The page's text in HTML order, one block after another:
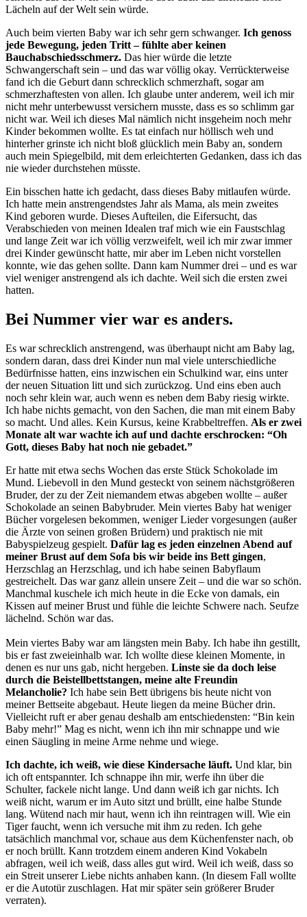
Lächeln auf der Welt sein würde.
Auch beim vierten Baby war ich sehr gern schwanger. Ich genoss
jede Bewegung, jeden Tritt – fühlte aber keinen
Bauchabschiedsschmerz. Das hier würde die letzte
Schwangerschaft sein – und das war völlig okay. Verrückterweise
fand ich die Geburt dann schrecklich schmerzhaft, sogar am
schmerzhaftesten von allen. Ich glaube unter anderem, weil ich mir
nicht mehr unterbewusst versichern musste, dass es so schlimm gar
nicht war. Weil ich dieses Mal nämlich nicht insgeheim noch mehr
Kinder bekommen wollte. Es tat einfach nur höllisch weh und
hinterher grinste ich nicht bloß glücklich mein Baby an, sondern
auch mein Spiegelbild, mit dem erleichterten Gedanken, dass ich das
nie wieder durchstehen müsste.
Ein bisschen hatte ich gedacht, dass dieses Baby mitlaufen würde.
Ich hatte mein anstrengendstes Jahr als Mama, als mein zweites
Kind geboren wurde. Dieses Aufteilen, die Eifersucht, das
Verabschieden von meinen Idealen traf mich wie ein Faustschlag
und lange Zeit war ich völlig verzweifelt, weil ich mir zwar immer
drei Kinder gewünscht hatte, mir aber im Leben nicht vorstellen
konnte, wie das gehen sollte. Dann kam Nummer drei – und es war
viel weniger anstrengend als ich dachte. Weil sich die ersten zwei
hatten.
Bei Nummer vier war es anders.
Es war schrecklich anstrengend, was überhaupt nicht am Baby lag,
sondern daran, dass drei Kinder nun mal viele unterschiedliche
Bedürfnisse hatten, eins inzwischen ein Schulkind war, eins unter
der neuen Situation litt und sich zurückzog. Und eins eben auch
noch sehr klein war, auch wenn es neben dem Baby riesig wirkte.
Ich habe nichts gemacht, von den Sachen, die man mit einem Baby
so macht. Und alles. Kein Kursus, keine Krabbeltreffen. Als er zwei
Monate alt war wachte ich auf und dachte erschrocken: “Oh
Gott, dieses Baby hat noch nie gebadet.”
Er hatte mit etwa sechs Wochen das erste Stück Schokolade im
Mund. Liebevoll in den Mund gesteckt von seinem nächstgrößeren
Bruder, der zu der Zeit niemandem etwas abgeben wollte – außer
Schokolade an seinen Babybruder. Mein viertes Baby hat weniger
Bücher vorgelesen bekommen, weniger Lieder vorgesungen (außer
die Ärzte von seinen großen Brüdern) und praktisch nie mit
Babyspielzeug gespielt. Dafür lag es jeden einzelnen Abend auf
meiner Brust auf dem Sofa bis wir beide ins Bett gingen,
Herzschlag an Herzschlag, und ich habe seinen Babyflaum
gestreichelt. Das war ganz allein unsere Zeit – und die war so schön.
Manchmal kuschele ich mich heute in die Ecke von damals, ein
Kissen auf meiner Brust und fühle die leichte Schwere nach. Seufze
lächelnd. Schön war das.
Mein viertes Baby war am längsten mein Baby. Ich habe ihn gestillt,
bis er fast zweieinhalb war. Ich wollte diese kleinen Momente, in
denen es nur uns gab, nicht hergeben. Linste sie da doch leise
durch die Beistellbettstangen, meine alte Freundin
Melancholie? Ich habe sein Bett übrigens bis heute nicht von
meiner Bettseite abgebaut. Heute liegen da meine Bücher drin.
Vielleicht ruft er aber genau deshalb am entschiedensten: “Bin kein
Baby mehr!” Mag es nicht, wenn ich ihn mir schnappe und wie
einen Säugling in meine Arme nehme und wiege.
Ich dachte, ich weiß, wie diese Kindersache läuft. Und klar, bin
ich oft entspannter. Ich schnappe ihn mir, werfe ihn über die
Schulter, fackele nicht lange. Und dann weiß ich gar nichts. Ich
weiß nicht, warum er im Auto sitzt und brüllt, eine halbe Stunde
lang. Wütend nach mir haut, wenn ich ihn reintragen will. Wie ein
Tiger faucht, wenn ich versuche mit ihm zu reden. Ich gehe
tatsächlich manchmal vor, schaue aus dem Küchenfenster nach, ob
er noch brüllt. Kann trotzdem einem anderen Kind Vokabeln
abfragen, weil ich weiß, dass alles gut wird. Weil ich weiß, dass so
ein Streit unserer Liebe nichts anhaben kann. (In diesem Fall wollte
er die Autotür zuschlagen. Hat mir später sein größerer Bruder
verraten).